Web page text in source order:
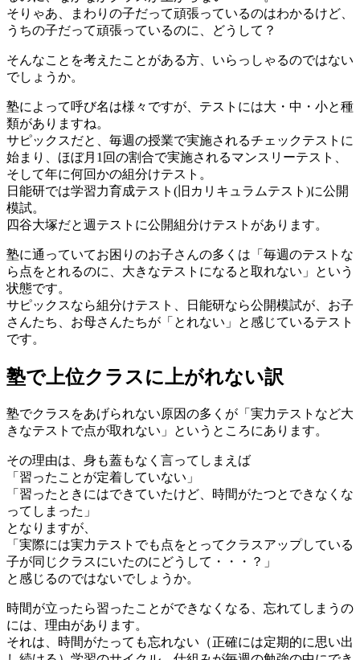
そりゃあ、まわりの子だって頑張っているのはわかるけど、
うちの子だって頑張っているのに、どうして？
そんなことを考えたことがある方、いらっしゃるのではない
でしょうか。
塾によって呼び名は様々ですが、テストには大・中・小と種
類がありますね。
サピックスだと、毎週の授業で実施されるチェックテストに
始まり、ほぼ月1回の割合で実施されるマンスリーテスト、
そして年に何回かの組分けテスト。
日能研では学習力育成テスト(旧カリキュラムテスト)に公開
模試。
四谷大塚だと週テストに公開組分けテストがあります。
塾に通っていてお困りのお子さんの多くは「毎週のテストな
ら点をとれるのに、大きなテストになると取れない」という
状態です。
サピックスなら組分けテスト、日能研なら公開模試が、お子
さんたち、お母さんたちが「とれない」と感じているテスト
です。
塾で上位クラスに上がれない訳
塾でクラスをあげられない原因の多くが「実力テストなど大
きなテストで点が取れない」というところにあります。
その理由は、身も蓋もなく言ってしまえば
「習ったことが定着していない」
「習ったときにはできていたけど、時間がたつとできなくな
ってしまった」
となりますが、
「実際には実力テストでも点をとってクラスアップしている
子が同じクラスにいたのにどうして・・・？」
と感じるのではないでしょうか。
時間が立ったら習ったことができなくなる、忘れてしまうの
には、理由があります。
それは、時間がたっても忘れない（正確には定期的に思い出